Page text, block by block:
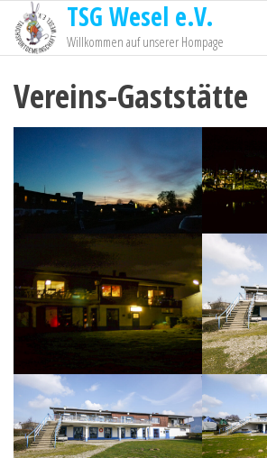
TSG Wesel e.V.
Willkommen auf unserer Hompage
Vereins-Gaststätte